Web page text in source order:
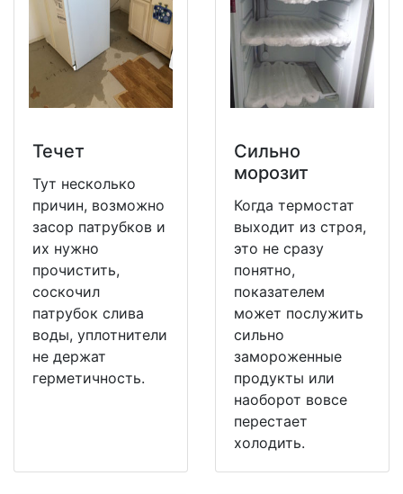
Течет
Тут несколько
причин, возможно
засор патрубков и
их нужно
прочистить,
соскочил
патрубок слива
воды, уплотнители
не держат
герметичность.
Сильно
морозит
Когда термостат
выходит из строя,
это не сразу
понятно,
показателем
может послужить
сильно
замороженные
продукты или
наоборот вовсе
перестает
холодить.